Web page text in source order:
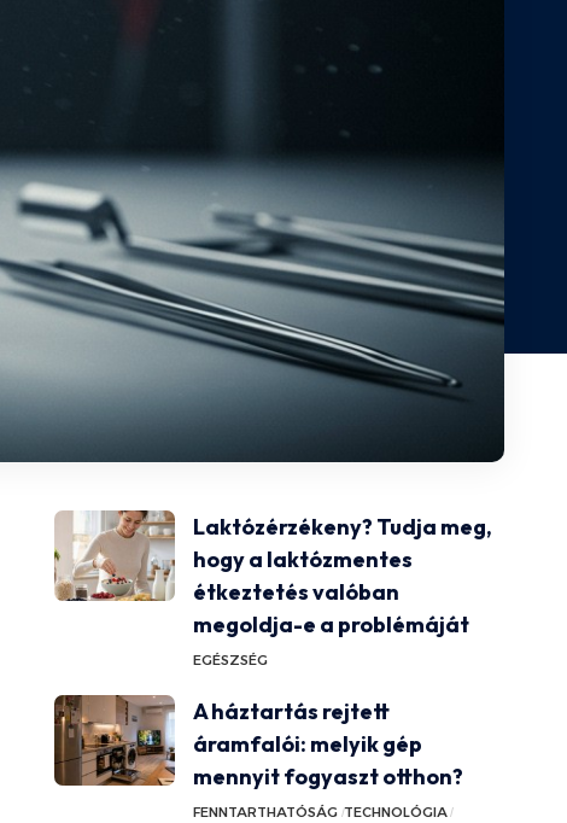
Laktózérzékeny? Tudja meg,
hogy a laktózmentes
étkeztetés valóban
megoldja-e a problémáját
EGÉSZSÉG
A háztartás rejtett
áramfalói: melyik gép
mennyit fogyaszt otthon?
FENNTARTHATÓSÁG TECHNOLÓGIA